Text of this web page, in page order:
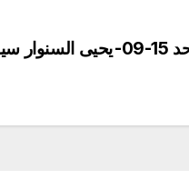
يحيى السنوارعمليات المقاومة اللبنانية عند الحدود اللبنانية الفلسطينية بتاريخ الأحد 15-09-